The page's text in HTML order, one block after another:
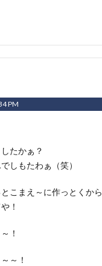
PM
たかぁ？
しもたわぁ（笑）
こまえ～に作っとくから
！
！
～！